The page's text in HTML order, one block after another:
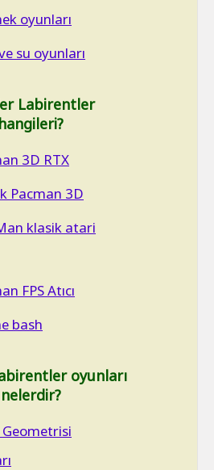
oyunları
su oyunları
Labirentler
3D RTX
Pacman 3D
klasik atari
FPS Atıcı
bash
oyunları